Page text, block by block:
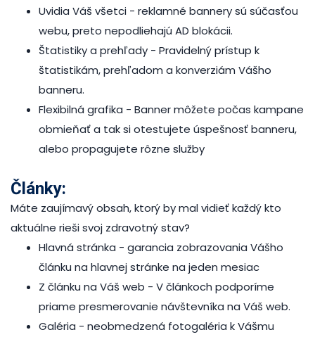
Uvidia Váš všetci - reklamné bannery sú súčasťou
webu, preto nepodliehajú AD blokácii.
Štatistiky a prehľady - Pravidelný prístup k
štatistikám, prehľadom a konverziám Vášho
banneru.
Flexibilná grafika - Banner môžete počas kampane
obmieňať a tak si otestujete úspešnosť banneru,
alebo propagujete rôzne služby
Články:
Máte zaujímavý obsah, ktorý by mal vidieť každý kto
aktuálne rieši svoj zdravotný stav?
Hlavná stránka - garancia zobrazovania Vášho
článku na hlavnej stránke na jeden mesiac
Z článku na Váš web - V článkoch podporíme
priame presmerovanie návštevníka na Váš web.
Galéria - neobmedzená fotogaléria k Vášmu